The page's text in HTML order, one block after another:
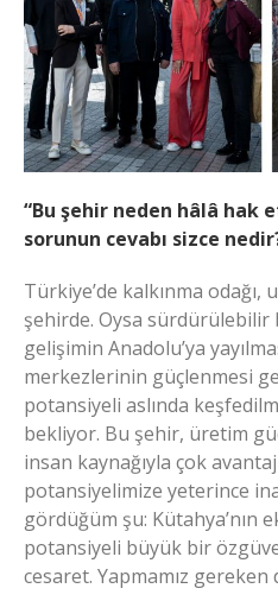
“Bu şehir neden hâlâ hak
sorunun cevabı sizce
Türkiye’de kalkınma odağı,
şehirde. Oysa sürdürülebilir
gelişimin Anadolu’ya
merkezlerinin güçlenmesi
potansiyeli aslında
bekliyor. Bu şehir, üretim
insan kaynağıyla çok
potansiyelimize yeterince
gördüğüm şu: Kütahya’nın
potansiyeli büyük bir
cesaret. Yapmamız